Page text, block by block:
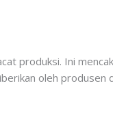
produksi. Ini
oleh produsen